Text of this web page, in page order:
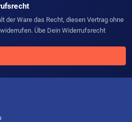
der Ware das Recht, diesen Vertrag ohne
Übe Dein Widerrufsrecht